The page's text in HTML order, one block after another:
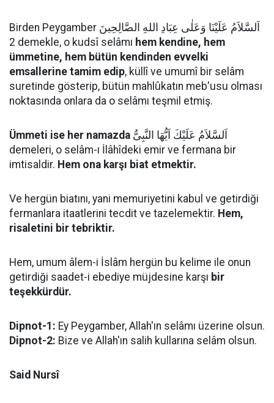
Birden Peygamber اَلسَّلاَمُ عَلَيْنَا وَعَلٰى عِبَادِ اللهِ الصَّالِحِينَ
2 demekle, o kudsî selâmı hem kendine, hem
ümmetine, hem bütün kendinden evvelki
emsallerine tamim edip, küllî ve umumî bir selâm
suretinde gösterip, bütün mahlûkatın meb'usu olması
noktasında onlara da o selâmı teşmil etmiş.
Ümmeti ise her namazda
demeleri, o selâm-ı İlâhîdeki emir ve fermana bir
imtisaldir. Hem ona karşı biat etmektir.
Ve hergün biatını, yani memuriyetini kabul ve getirdiği
fermanlara itaatlerini tecdit ve tazelemektir. Hem,
risaletini bir tebriktir.
Hem, umum âlem-i İslâm hergün bu kelime ile onun
getirdiği saadet-i ebediye müjdesine karşı bir
teşekkürdür.
Dipnot-1: Ey Peygamber, Allah'ın selâmı üzerine olsun.
Dipnot-2: Bize ve Allah'ın salih kullarına selâm olsun.
Said Nursî